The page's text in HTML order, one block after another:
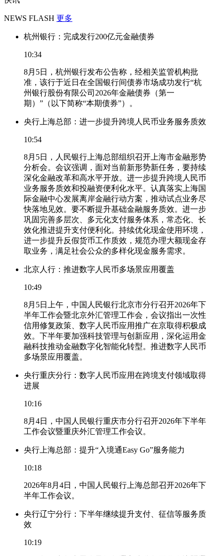
NEWS FLASH 更多
杭州银行：完成发行200亿元金融债券
10:34
8月5日，杭州银行发布公告称，经相关监管机构批
准，该行于近日在全国银行间债券市场成功发行“杭
州银行股份有限公司2026年金融债券（第一
期）”（以下简称“本期债券”）。
央行上海总部：进一步提升跨境人民币业务服务质效
10:54
8月5日，人民银行上海总部组织召开上海市金融形势
分析会。会议强调，面对当前新形势新任务，要持续
深化金融改革和高水平开放。进一步提升跨境人民币
业务服务质效和投融资便利化水平。认真落实上海国
际金融中心发展离岸金融行动方案，推动试点业务尽
快落地见效。要不断提升基础金融服务质效。进一步
巩固完善多层次、多元化支付服务体系，常态化、长
效化推进提升支付便利化。持续优化现金使用环境，
进一步提升反假货币工作质效，规范办理大额现金存
取业务，满足社会公众的多样化现金服务需求。
北京人行：推进数字人民币多场景应用覆盖
10:49
8月5日上午，中国人民银行北京市分行召开2026年下
半年工作会暨北京外汇管理工作会，会议指出一次性
信用修复政策、数字人民币应用推广在京取得积极成
效。下半年要加强科技管理与创新应用，深化运用金
融科技推动金融数字化智能化转型。推进数字人民币
多场景应用覆盖。
央行重庆分行：数字人民币应用在跨境支付领域取得
进展
10:16
8月4日，中国人民银行重庆市分行召开2026年下半年
工作会议暨重庆外汇管理工作会议。
央行上海总部：提升“入境通Easy Go”服务能力
10:18
2026年8月4日，中国人民银行上海总部召开2026年下
半年工作会议。
央行辽宁分行：下半年继续提升支付、征信等服务质
效
10:19